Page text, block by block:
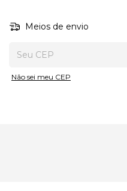
Meios de envio
Não sei meu CEP